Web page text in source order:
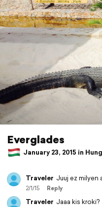
Everglades
January 23, 2015 in
Traveler Juuj ez milyen
2/1/15 Reply
Traveler Jaaa kis kroki?